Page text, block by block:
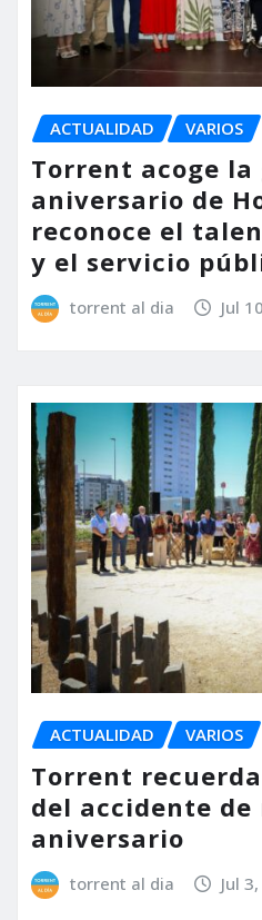
ACTUALIDAD VARIOS
Torrent acoge la
aniversario de
reconoce el
y el servicio
torrent al dia Jul
ACTUALIDAD VARIOS
Torrent
del accidente de
aniversario
torrent al dia Jul